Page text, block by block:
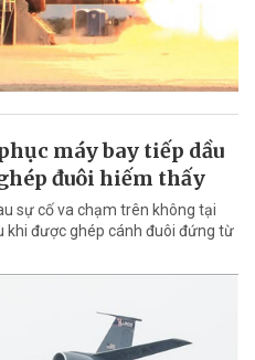
máy bay tiếp dầu
đuôi hiếm thấy
sự cố va chạm trên không tại
khi được ghép cánh đuôi đứng từ